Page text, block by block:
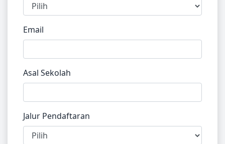
Email
Asal Sekolah
Jalur Pendaftaran